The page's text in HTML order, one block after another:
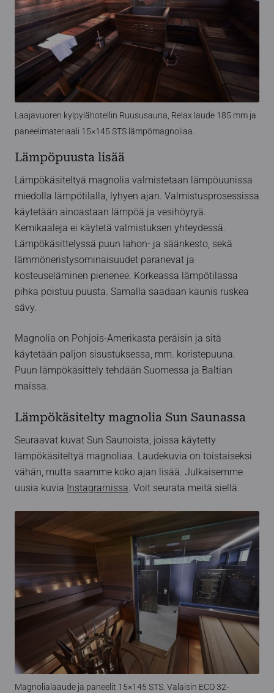
Laajavuoren kylpylähotellin Ruususauna, Relax laude 185 mm ja
paneelimateriaali 15×145 STS lämpömagnoliaa.
Lämpöpuusta lisää
Lämpökäsiteltyä magnolia valmistetaan lämpöuunissa
miedolla lämpötilalla, lyhyen ajan. Valmistusprosessissa
käytetään ainoastaan lämpöä ja vesihöyryä.
Kemikaaleja ei käytetä valmistuksen yhteydessä.
Lämpökäsittelyssä puun lahon- ja säänkesto, sekä
lämmöneristysominaisuudet paranevat ja
kosteuseläminen pienenee. Korkeassa lämpötilassa
pihka poistuu puusta. Samalla saadaan kaunis ruskea
sävy.
Magnolia on Pohjois-Amerikasta peräisin ja sitä
käytetään paljon sisustuksessa, mm. koristepuuna.
Puun lämpökäsittely tehdään Suomessa ja Baltian
maissa.
Lämpökäsitelty magnolia Sun Saunassa
Seuraavat kuvat Sun Saunoista, joissa käytetty
lämpökäsiteltyä magnoliaa. Laudekuvia on toistaiseksi
vähän, mutta saamme koko ajan lisää. Julkaisemme
uusia kuvia Instagramissa. Voit seurata meitä siellä.
Magnolialaaude ja paneelit 15×145 STS. Valaisin ECO 32-